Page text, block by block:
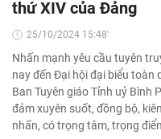
thứ XIV của Đảng
25/10/2024 15:48'
Nhấn mạnh yêu cầu tuyên
nay đến Đại hội đại biểu toàn
Ban Tuyên giáo Tỉnh uỷ Bình
đảm xuyên suốt, đồng bộ,
nhấn, có trọng tâm, trọng